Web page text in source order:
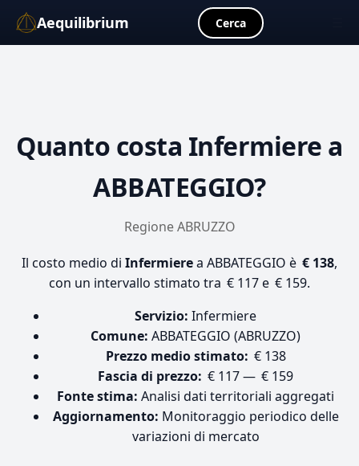
Aequilibrium Cerca
Quanto costa Infermiere a
ABBATEGGIO?
Regione ABRUZZO
Il costo medio di Infermierea ABBATEGGIO è € 138,
con un intervallo stimato tra € 117 e € 159.
Servizio: Infermiere
Comune: ABBATEGGIO (ABRUZZO)
Prezzo medio stimato: € 138
Fascia di prezzo: € 117 — € 159
Fonte stima: Analisi dati territoriali aggregati
Aggiornamento: Monitoraggio periodico delle
variazioni di mercato